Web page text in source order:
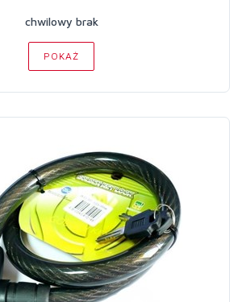
chwilowy brak
POKAŻ